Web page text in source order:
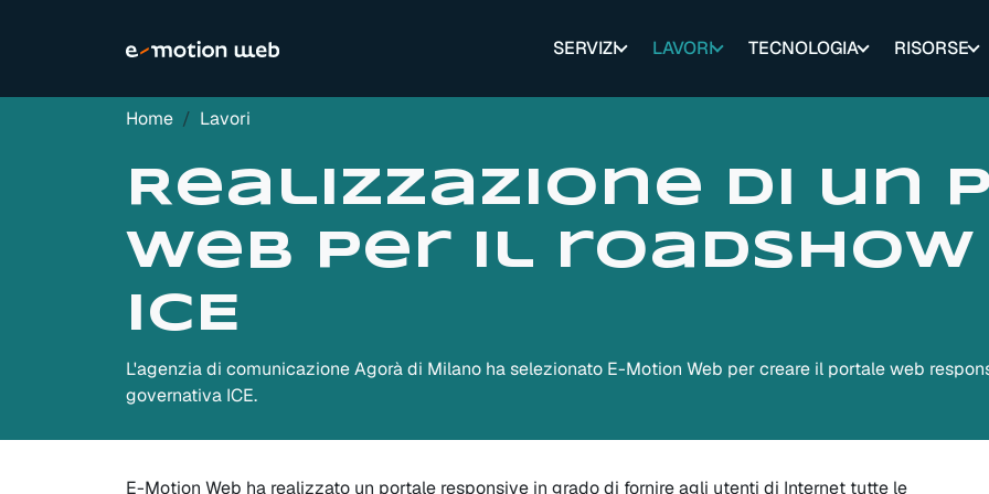
SERVIZI LAVORI TECNOLOGIA RISORSE
Home Lavori
Realizzazione di un
web per il
ICE
L'agenzia di comunicazione Agorà di Milano ha selezionato E-Motion Web per creare il portale web
governativa ICE.
E-Motion Web ha realizzato un portale responsive in grado di fornire agli utenti di Internet tutte le